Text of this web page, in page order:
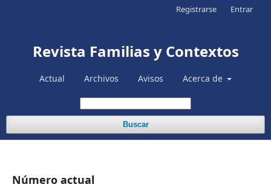
Revista Familias y Contextos
Actual Archivos Avisos Acerca de
Buscar
Registrarse Entrar
Número actual